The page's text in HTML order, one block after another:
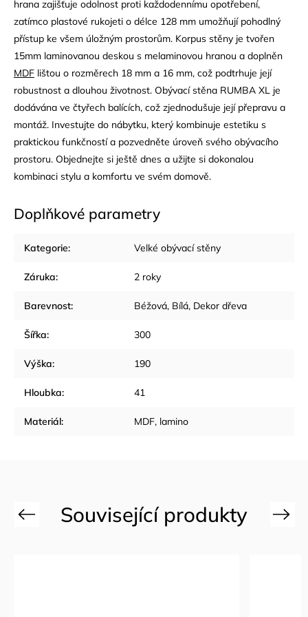
hrana zajišťuje odolnost proti každodennímu opotřebení,
zatímco plastové rukojeti o délce 128 mm umožňují pohodlný
přístup ke všem úložným prostorům. Korpus stěny je tvořen
15mm laminovanou deskou s melaminovou hranou a doplněn
MDF lištou o rozměrech 18 mm a 16 mm, což podtrhuje její
robustnost a dlouhou životnost. Obývací stěna RUMBA XL je
dodávána ve čtyřech balících, což zjednodušuje její přepravu a
montáž. Investujte do nábytku, který kombinuje estetiku s
praktickou funkčností a pozvedněte úroveň svého obývacího
prostoru. Objednejte si ještě dnes a užijte si dokonalou
kombinaci stylu a komfortu ve svém domově.
Doplňkové parametry
Kategorie: Velké obývací stěny
Záruka: 2 roky
Barevnost: Béžová, Bílá, Dekor dřeva
Šířka: 300
Výška: 190
Hloubka: 41
Materiál: MDF, lamino
Previous Next